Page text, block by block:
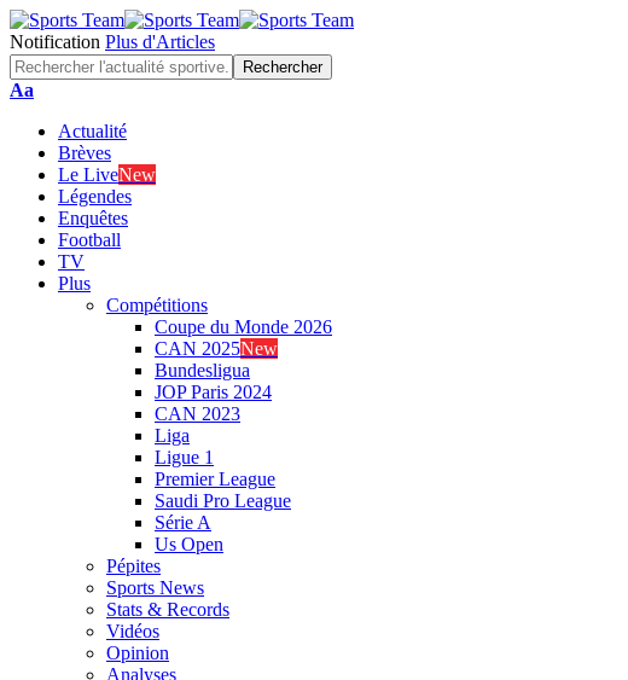
Notification Plus d'Articles
Font
Aa
Actualité
Brèves
Le LiveNew
Légendes
Enquêtes
Football
TV
Plus
Compétitions
Coupe du Monde 2026
CAN 2025New
Bundesligua
JOP Paris 2024
CAN 2023
Liga
Ligue 1
Premier League
Saudi Pro League
Série A
Us Open
Pépites
Sports News
Stats & Records
Vidéos
Opinion
Analyses